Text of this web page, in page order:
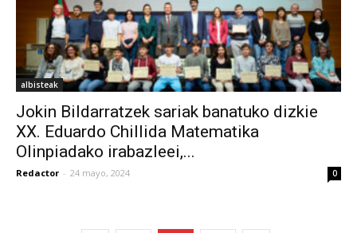
albisteak
Jokin Bildarratzek sariak banatuko dizkie
XX. Eduardo Chillida Matematika
Olinpiadako irabazleei,...
Redactor - 24 mayo, 2024 0